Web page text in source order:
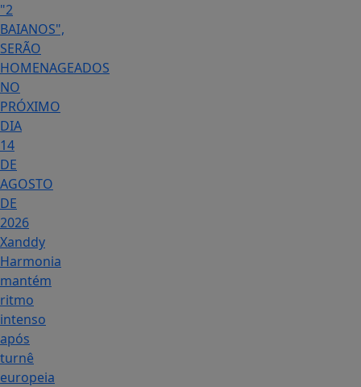
"2
BAIANOS",
SERÃO
HOMENAGEADOS
NO
PRÓXIMO
DIA
14
DE
AGOSTO
DE
2026
Xanddy
Harmonia
mantém
ritmo
intenso
após
turnê
europeia